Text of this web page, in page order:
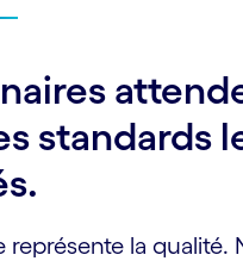
standards
représente la qualité.